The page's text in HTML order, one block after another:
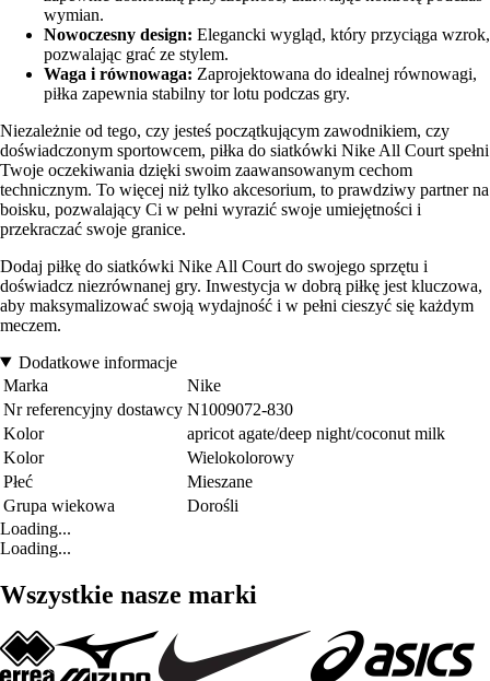
wymian.
Nowoczesny design: Elegancki wygląd, który przyciąga wzrok,
pozwalając grać ze stylem.
Waga i równowaga: Zaprojektowana do idealnej równowagi,
piłka zapewnia stabilny tor lotu podczas gry.
Niezależnie od tego, czy jesteś początkującym zawodnikiem, czy
doświadczonym sportowcem, piłka do siatkówki Nike All Court spełni
Twoje oczekiwania dzięki swoim zaawansowanym cechom
technicznym. To więcej niż tylko akcesorium, to prawdziwy partner na
boisku, pozwalający Ci w pełni wyrazić swoje umiejętności i
przekraczać swoje granice.
Dodaj piłkę do siatkówki Nike All Court do swojego sprzętu i
doświadcz niezrównanej gry. Inwestycja w dobrą piłkę jest kluczowa,
aby maksymalizować swoją wydajność i w pełni cieszyć się każdym
meczem.
Dodatkowe informacje
Marka
Nike
Nr referencyjny dostawcy N1009072-830
Kolor
apricot agate/deep night/coconut milk
Kolor
Wielokolorowy
Płeć
Mieszane
Grupa wiekowa
Dorośli
Loading...
Loading...
Wszystkie nasze marki